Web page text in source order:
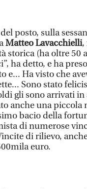
posto, sulla
Matteo Lavacchielli,
storica (ha oltre 50
ha detto, e ha
e... Ha visto che
Sono stato
gli sono arrivati
anche una piccola
bacio della
di numerose
di rilievo,
euro.